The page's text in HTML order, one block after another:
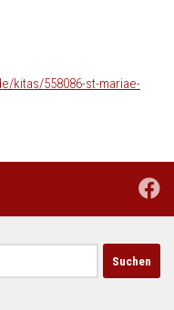
kitas/558086-st-mariae-